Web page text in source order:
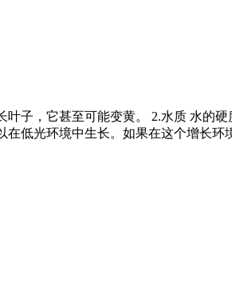
叶子，它甚至可能变黄。 2.水质 水的
低光环境中生长。如果在这个增长环